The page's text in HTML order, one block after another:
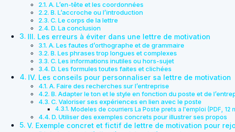
A. L’en-tête et les coordonnées
B. L’accroche ou l’introduction
C. Le corps de la lettre
D. La conclusion
III. Les erreurs à éviter dans une lettre de motivation
A. Les fautes d’orthographe et de grammaire
B. Les phrases trop longues et complexes
C. Les informations inutiles ou hors-sujet
D. Les formules toutes faites et clichées
IV. Les conseils pour personnaliser sa lettre de motivation
A. Faire des recherches sur l’entreprise
B. Adapter le ton et le style en fonction du poste et de
C. Valoriser ses expériences en lien avec le poste
Modeles de courriers La Poste prets a l'emploi (PDF, 12
D. Utiliser des exemples concrets pour illustrer ses propos
V. Exemple concret et fictif de lettre de motivation pour